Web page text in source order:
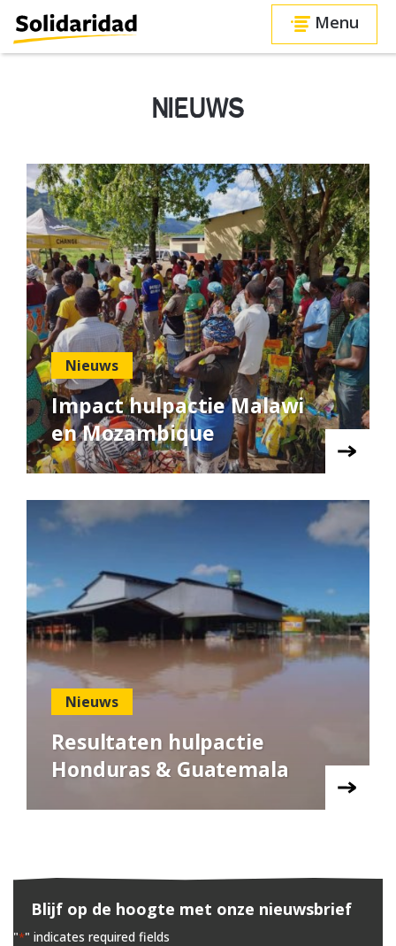
Menu
NIEUWS
Nieuws
Impact hulpactie Malawi
en Mozambique
Nieuws
Resultaten hulpactie
Honduras & Guatemala
Blijf op de hoogte met onze nieuwsbrief
"*" indicates required fields